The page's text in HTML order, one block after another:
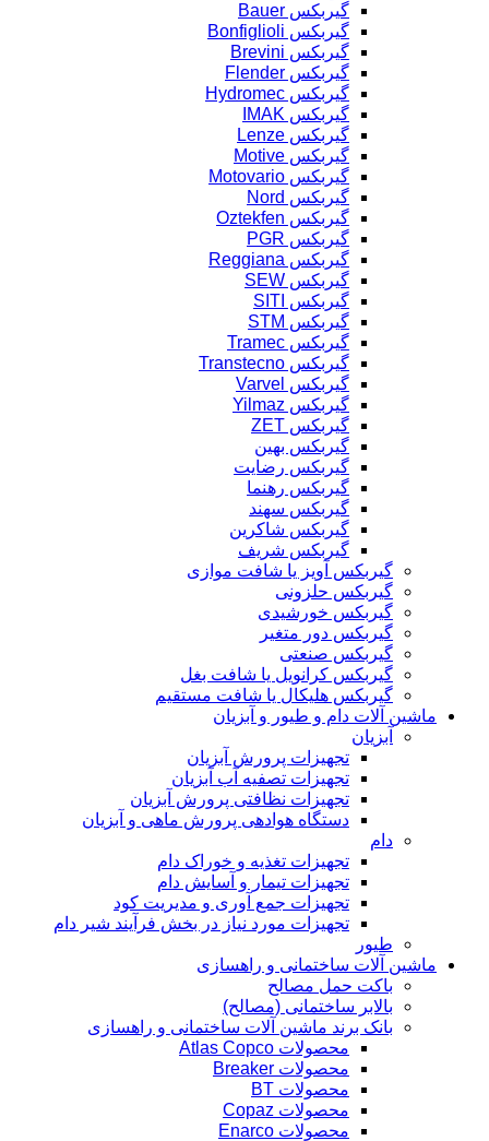
گیربکس Bauer
گیربکس Bonfiglioli
گیربکس Brevini
گیربکس Flender
گیربکس Hydromec
گیربکس IMAK
گیربکس Lenze
گیربکس Motive
گیربکس Motovario
گیربکس Nord
گیربکس Oztekfen
گیربکس PGR
گیربکس Reggiana
گیربکس SEW
گیربکس SITI
گیربکس STM
گیربکس Tramec
گیربکس Transtecno
گیربکس Varvel
گیربکس Yilmaz
گیربکس ZET
گیربکس بهین
گیربکس رضایت
گیربکس رهنما
گیربکس سهند
گیربکس شاکرین
گیربکس شریف
گیربکس آویز یا شافت موازی
گیربکس حلزونی
گیربکس خورشیدی
گیربکس دور متغیر
گیربکس صنعتی
گیربکس کرانویل یا شافت بغل
گیربکس هلیکال یا شافت مستقیم
ماشین آلات دام و طیور و آبزیان
آبزیان
تجهیزات پرورش آبزیان
تجهیزات تصفیه آب آبزیان
تجهیزات نظافتی پرورش آبزیان
دستگاه هوادهی پرورش ماهی و آبزیان
دام
تجهیزات تغذیه و خوراک دام
تجهیزات تیمار و آسایش دام
تجهیزات جمع آوری و مدیریت کود
تجهیزات مورد نیاز در بخش فرآیند شیر دام
طیور
ماشین آلات ساختمانی و راهسازی
باکت حمل مصالح
بالابر ساختمانی (مصالح)
بانک برند ماشین آلات ساختمانی و راهسازی
محصولات Atlas Copco
محصولات Breaker
محصولات BT
محصولات Copaz
محصولات Enarco